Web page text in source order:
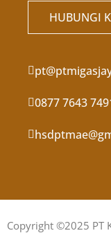
HUBUNGI
0877 7643
Copyright ©2025 PT